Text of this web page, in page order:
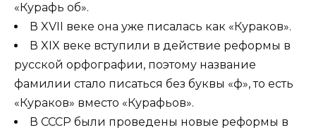
«Курафь об».
В XVII веке она уже писалась как «Кураков».
В XIX веке вступили в действие реформы в
русской орфографии, поэтому название
фамилии стало писаться без буквы «ф», то есть
«Кураков» вместо «Курафьов».
В СССР были проведены новые реформы в